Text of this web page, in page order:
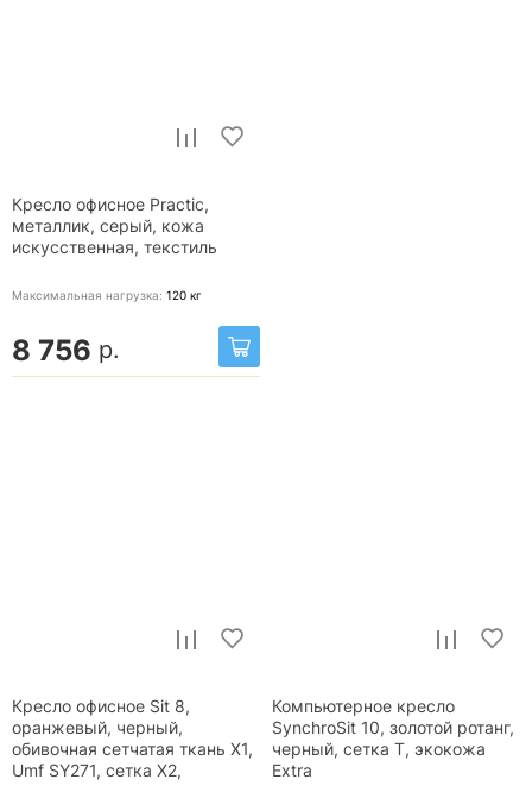
Кресло офисное Practic,
металлик, серый, кожа
искусственная, текстиль
Максимальная нагрузка: 120 кг
8 756 р.
Кресло офисное Sit 8,
оранжевый, черный,
обивочная сетчатая ткань X1,
Umf SY271, сетка X2,
Компьютерное кресло
SynchroSit 10, золотой ротанг,
черный, сетка T, экокожа
Extra